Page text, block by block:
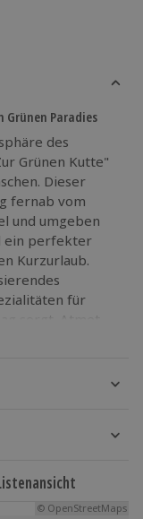
Grünen Paradies
des
Grünen Kutte"
Dieser
fernab vom
und umgeben
ein perfekter
Kurzurlaub.
für
sorgt. Atmet
und
Ruhe laden zum
© OpenStreetMaps